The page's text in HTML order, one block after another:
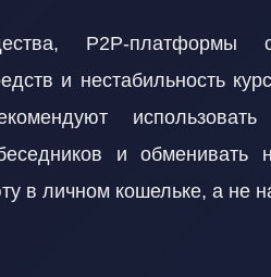
P2P-платформы
и нестабильность
и
в личном кошельке, а не